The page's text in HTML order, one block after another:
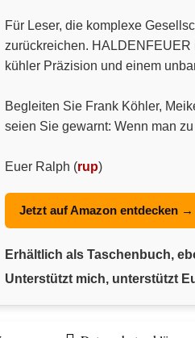
Für Leser, die komplexe
zurückreichen.
kühler Präzision und einem
Begleiten Sie Frank Köhler,
seien Sie gewarnt: Wenn man
Euer Ralph (rup)
Jetzt auf Amazon entdecken →
Erhältlich als Taschenbuch,
Unterstützt mich, unterstützt